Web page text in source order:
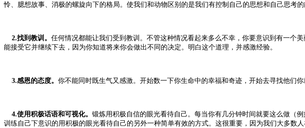
怜、臆想故事、消极的螺旋向下的格局。使我们和动物区别的是我们有控制自己的思想和自己思考的
2.找到教训。 任何情况都能让我们受到教训。不管这种情况看起来多么不幸，你要意识到有一个
能接受它并继续下去，因为你知道将来你会做出不同的决定。明白这个道理，并感激经验。
3.感恩的态度。 你不能同时既生气又感激。开始数一下你生命中的幸福和奇迹，开始去寻找他们
4.使用积极话语和可视化。 锻炼用积极自信的眼光看待自己。每当你有几分钟时间就要这么做（
训练自己下意识的用积极的眼光看待自己的另外一种简单有效的方式。这很重要，因为我们大多